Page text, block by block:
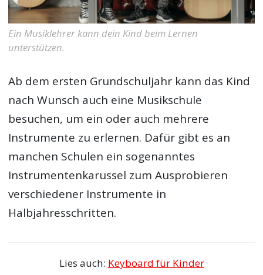
Ein Musiklehrer kann dein Kind beim Lernen
unterstützen.
Ab dem ersten Grundschuljahr kann das Kind
nach Wunsch auch eine Musikschule
besuchen, um ein oder auch mehrere
Instrumente zu erlernen. Dafür gibt es an
manchen Schulen ein sogenanntes
Instrumentenkarussel zum Ausprobieren
verschiedener Instrumente in
Halbjahresschritten.
Lies auch: Keyboard für Kinder